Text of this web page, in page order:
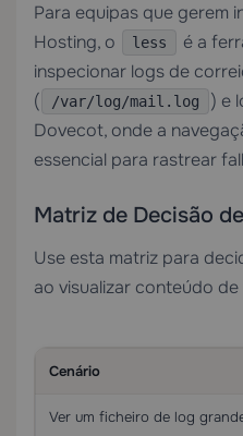
Para equipas que gerem
Hosting, o less
é a
inspecionar logs de
(
/var/log/mail.log
) e
Dovecot, onde a
essencial para rastrear
Matriz de Decisão
Use esta matriz para
ao visualizar conteúdo
Cenário
Ver um ficheiro de log